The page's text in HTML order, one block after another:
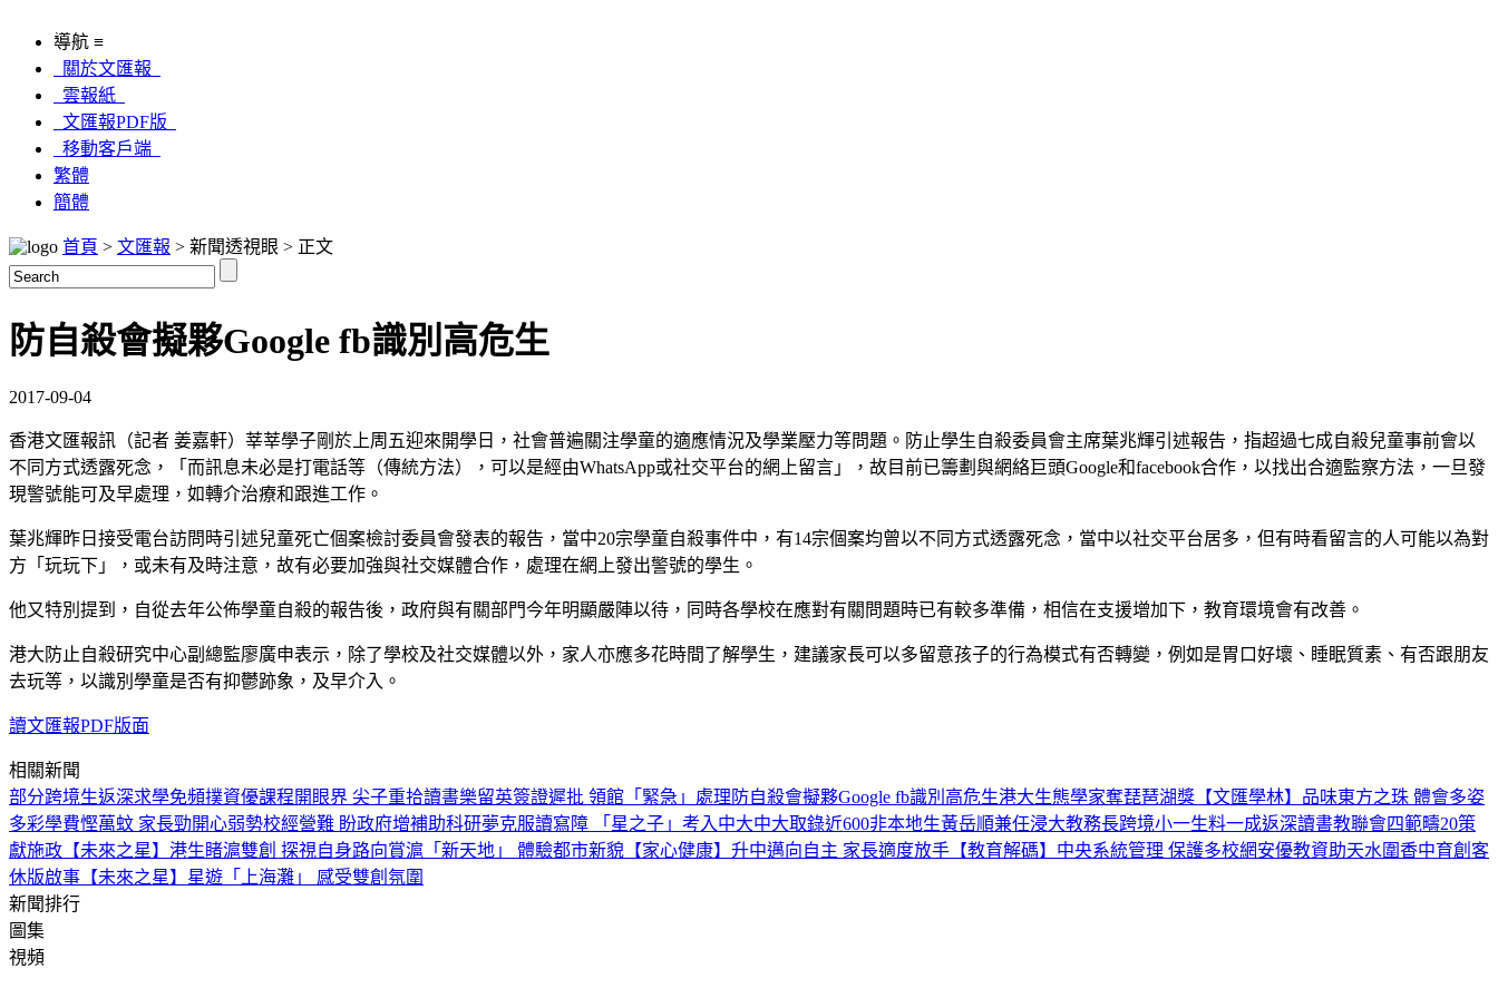
導航 ≡
關於文匯報
雲報紙
文匯報PDF版
移動客戶端
繁體
簡體
首頁 > 文匯報 > 新聞透視眼 > 正文
防自殺會擬夥Google fb識別高危生
2017-09-04
香港文匯報訊（記者 姜嘉軒）莘莘學子剛於上周五迎來開學日，社會普遍關注學童的適應情況及學業壓力等問題。防止學生自殺委員會主席葉兆輝引述報告，指超過七成自殺兒童事前會以
不同方式透露死念，「而訊息未必是打電話等（傳統方法），可以是經由WhatsApp或社交平台的網上留言」，故目前已籌劃與網絡巨頭Google和facebook合作，以找出合適監察方法，一旦發
現警號能可及早處理，如轉介治療和跟進工作。
葉兆輝昨日接受電台訪問時引述兒童死亡個案檢討委員會發表的報告，當中20宗學童自殺事件中，有14宗個案均曾以不同方式透露死念，當中以社交平台居多，但有時看留言的人可能以為對
方「玩玩下」，或未有及時注意，故有必要加強與社交媒體合作，處理在網上發出警號的學生。
他又特別提到，自從去年公佈學童自殺的報告後，政府與有關部門今年明顯嚴陣以待，同時各學校在應對有關問題時已有較多準備，相信在支援增加下，教育環境會有改善。
港大防止自殺研究中心副總監廖廣申表示，除了學校及社交媒體以外，家人亦應多花時間了解學生，建議家長可以多留意孩子的行為模式有否轉變，例如是胃口好壞、睡眠質素、有否跟朋友
去玩等，以識別學童是否有抑鬱跡象，及早介入。
讀文匯報PDF版面
相關新聞
部分跨境生返深求學免頻撲資優課程開眼界 尖子重拾讀書樂留英簽證遲批 領館「緊急」處理 防自殺會擬夥Google fb識別高危生港大生態學家奪琵琶湖獎 【文匯學林】品味東方之珠 體會多姿
多彩學費慳萬蚊 家長勁開心弱勢校經營難 盼政府增補助科研夢克服讀寫障 「星之子」考入中大中大取錄近600非本地生黃岳順兼任浸大教務長跨境小一生料一成返深讀書教聯會四範疇20策
獻施政 【未來之星】港生睹滬雙創 探視自身路向賞滬「新天地」 體驗都市新貌 【家心健康】升中邁向自主 家長適度放手 【教育解碼】中央系統管理 保護多校網安優教資助天水圍香中育創客
休版啟事 【未來之星】星遊「上海灘」 感受雙創氛圍
新聞排行
圖集
視頻